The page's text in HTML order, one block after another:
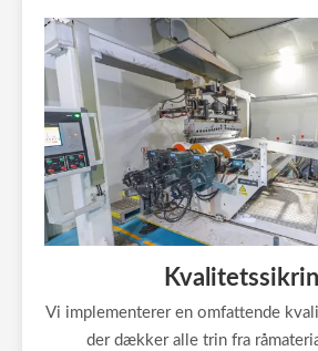
Vi implementerer en omfattende
der dækker alle trin fra